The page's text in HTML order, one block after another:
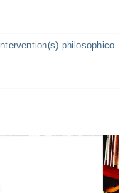
Intervention(s) philosophico-